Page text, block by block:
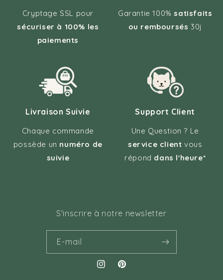
Cryptage SSL pour
sécuriser à 100% les
paiements
Garantie 100%satisfaits
ou remboursés 30j
Livraison Suivie
Chaque commande
possède un numéro de
suivie
Support Client
Une Question ? Le
service client vous
répond dans l'heure*
S'inscrire à notre newsletter
E-mail
InstagramPinterest